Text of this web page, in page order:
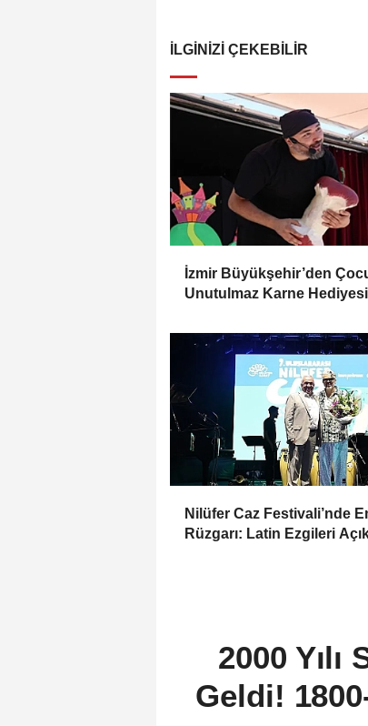
İLGINIZI ÇEKEBILIR
İzmir Büyükşehir’den
Unutulmaz Karne
Nilüfer Caz Festivali’nde
Rüzgarı: Latin Ezgileri
2000
Geldi!